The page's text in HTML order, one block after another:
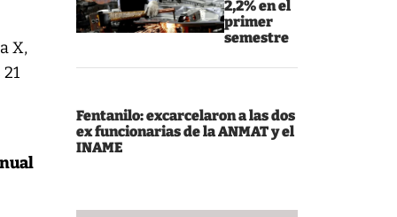
2,2% en el
primer
semestre
Fentanilo: excarcelaron a las dos
ex funcionarias de la ANMAT y el
INAME
X,